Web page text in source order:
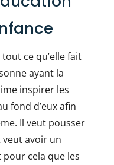
ce qu’elle fait
ayant la
inspirer les
fond d’eux afin
Il veut pousser
veut avoir un
pour cela que les